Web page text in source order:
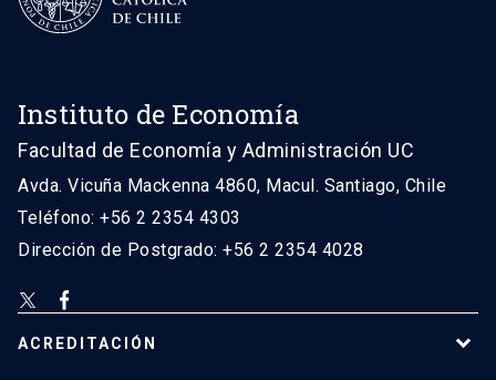
Instituto de Economía
Facultad de Economía y Administración UC
Avda. Vicuña Mackenna 4860, Macul. Santiago, Chile
Teléfono: +56 2 2354 4303
Dirección de Postgrado: +56 2 2354 4028
ACREDITACIÓN